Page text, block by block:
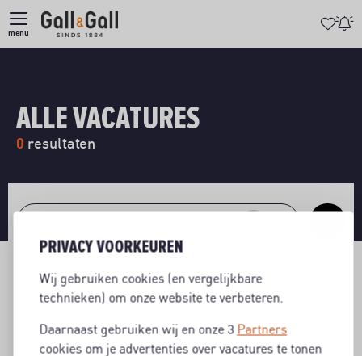
PRIVACY VOORKEUREN
Wij gebruiken cookies (en vergelijkbare
technieken) om onze website te verbeteren.
Daarnaast gebruiken wij en onze 3 Partners
cookies om je advertenties over vacatures te tonen
menu
ALLE VACATURES
0 resultaten
0resultaten